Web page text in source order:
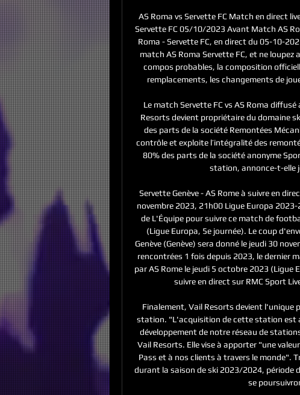
AS Roma vs Servette FC Match en direct
Servette FC 05/10/2023 Avant Match AS
Roma - Servette FC, en direct du 05-10-
match AS Roma Servette FC, et ne
compos probables, la composition
remplacements, les changements de
Le match Servette FC vs AS Roma
Resorts devient propriétaire du domaine
des parts de la société Remontées
contrôle et exploite l’intégralité des
80% des parts de la société anonyme
station, annonce-t-elle
Servette Genève - AS Rome à suivre en
novembre 2023, 21h00 Ligue Europa 2023-
de L'Équipe pour suivre ce match de
(Ligue Europa, 5e journée). Le coup
Genève (Genève) sera donné le jeudi 30
rencontrées 1 fois depuis 2023, le dernier
par AS Rome le jeudi 5 octobre 2023 (Ligue
suivre en direct sur RMC Sport
Finalement, Vail Resorts devient
station. "L'acquisition de cette station est
développement de notre réseau de
Vail Resorts. Elle vise à apporter "une
Pass et à nos clients à travers le monde".
durant la saison de ski 2023/2024, période
se